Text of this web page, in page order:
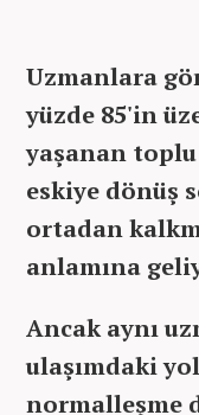
Uzmanlara
yüzde 85'in
yaşanan toplu
eskiye dönüş
ortadan
anlamına
Ancak aynı
ulaşımdaki
normalleşme